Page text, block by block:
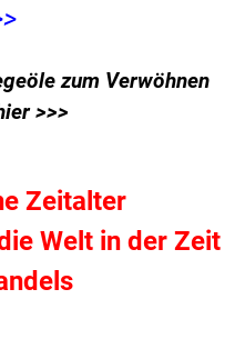
zum Verwöhnen
>>>
Zeitalter
Welt in der Zeit